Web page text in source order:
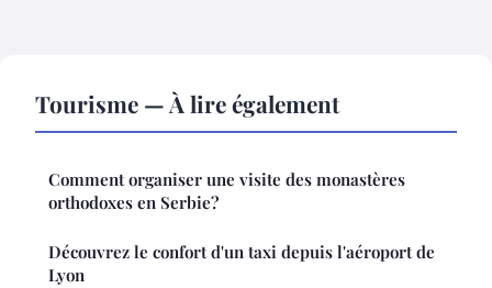
Tourisme — À lire également
Comment organiser une visite des monastères
orthodoxes en Serbie?
Découvrez le confort d'un taxi depuis l'aéroport de
Lyon